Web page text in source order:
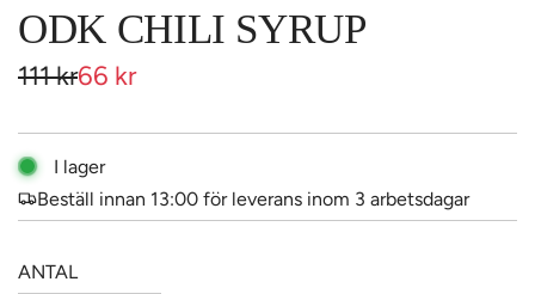
ODK CHILI SYRUP
Reapris
111 kr
Ordinarie
66 kr
I lager
Beställ innan 13:00 för leverans inom 3 arbetsdagar
ANTAL